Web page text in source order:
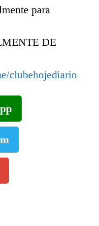
para
DE
clubehojediario